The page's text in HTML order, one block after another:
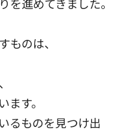
を進めてきました。
ものは、
す。
るものを見つけ出